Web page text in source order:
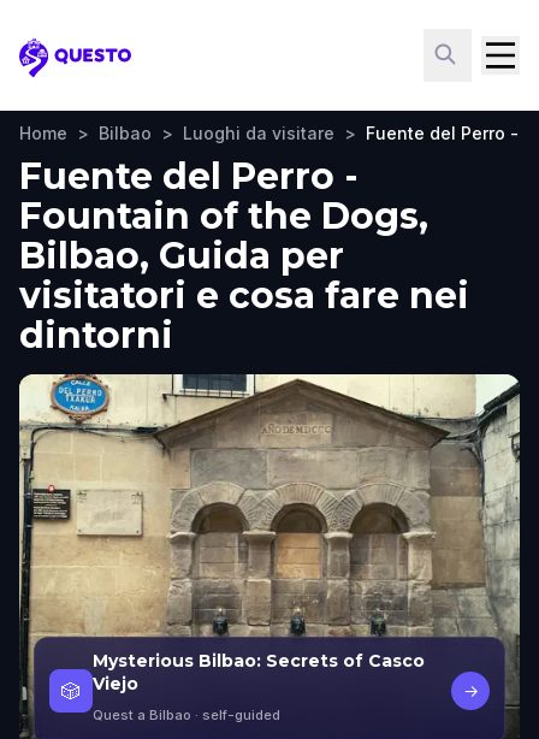
Questo
Home > Bilbao > Luoghi da visitare > Fuente del Perro -
Fuente del Perro -
Fountain of the Dogs,
Bilbao, Guida per
visitatori e cosa fare nei
dintorni
🎲
Mysterious Bilbao: Secrets of Casco
Viejo
Quest a Bilbao · self-guided
→